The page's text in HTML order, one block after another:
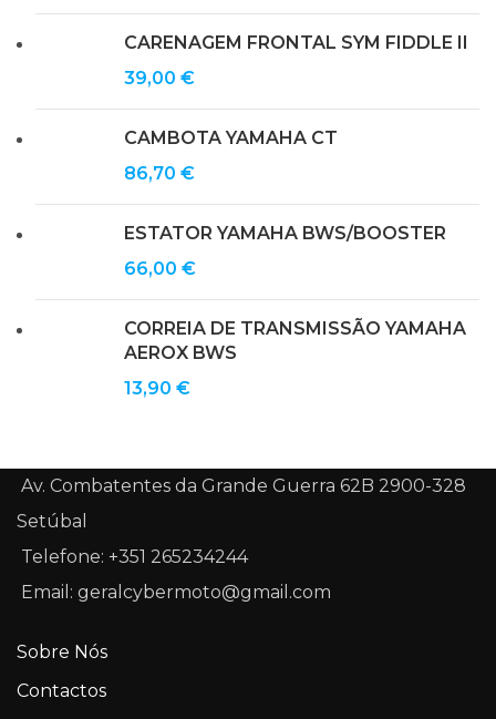
CARENAGEM FRONTAL SYM FIDDLE II
39,00 €
CAMBOTA YAMAHA CT
86,70 €
ESTATOR YAMAHA BWS/BOOSTER
66,00 €
CORREIA DE TRANSMISSÃO YAMAHA
AEROX BWS
13,90 €
Av. Combatentes da Grande Guerra 62B 2900-328
Setúbal
Telefone: +351 265234244
Email: geralcybermoto@gmail.com
Sobre Nós
Contactos